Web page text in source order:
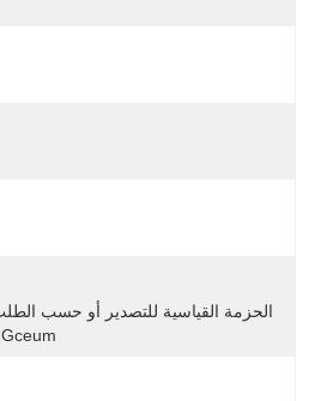
Gceum مع العلامة التجارية LVJOE